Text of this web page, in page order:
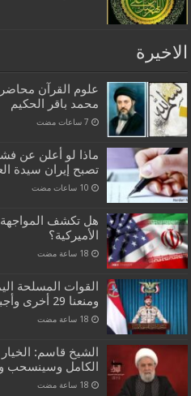
الاخيرة
علوم القرآن
محمد باقر الحكيم
ماذا لو أعلن عن
تصبح إيران سيدة
هل تكشف المواجهة
الأميركية؟
القوات المسلحة
ومنعنا 29 أخرى وأجبرناها على التراجع
الشيخ قاسم:
الكامل وسينسحب